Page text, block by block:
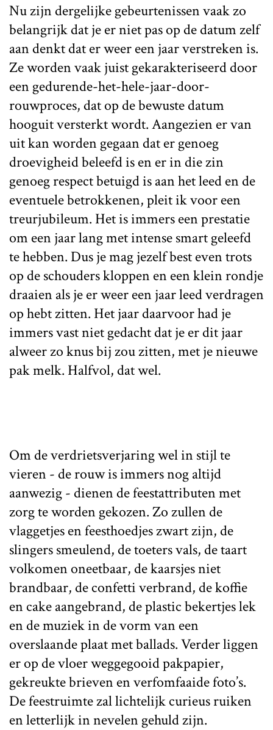
Nu zijn dergelijke gebeurtenissen vaak zo
belangrijk dat je er niet pas op de datum zelf
aan denkt dat er weer een jaar verstreken is.
Ze worden vaak juist gekarakteriseerd door
een gedurende-het-hele-jaar-door-
rouwproces, dat op de bewuste datum
hooguit versterkt wordt. Aangezien er van
uit kan worden gegaan dat er genoeg
droevigheid beleefd is en er in die zin
genoeg respect betuigd is aan het leed en de
eventuele betrokkenen, pleit ik voor een
treurjubileum. Het is immers een prestatie
om een jaar lang met intense smart geleefd
te hebben. Dus je mag jezelf best even trots
op de schouders kloppen en een klein rondje
draaien als je er weer een jaar leed verdragen
op hebt zitten. Het jaar daarvoor had je
immers vast niet gedacht dat je er dit jaar
alweer zo knus bij zou zitten, met je nieuwe
pak melk. Halfvol, dat wel.
Om de verdrietsverjaring wel in stijl te
vieren - de rouw is immers nog altijd
aanwezig - dienen de feestattributen met
zorg te worden gekozen. Zo zullen de
vlaggetjes en feesthoedjes zwart zijn, de
slingers smeulend, de toeters vals, de taart
volkomen oneetbaar, de kaarsjes niet
brandbaar, de confetti verbrand, de koffie
en cake aangebrand, de plastic bekertjes lek
en de muziek in de vorm van een
overslaande plaat met ballads. Verder liggen
er op de vloer weggegooid pakpapier,
gekreukte brieven en verfomfaaide foto’s.
De feestruimte zal lichtelijk curieus ruiken
en letterlijk in nevelen gehuld zijn.